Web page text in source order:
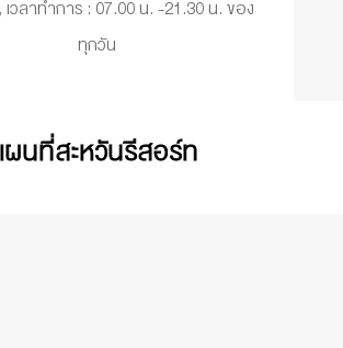
เวลาทำการ : 07.00 น. -21.30 น. ของ
ทุกวัน
ผนที่สะหวันรีสอร์ท